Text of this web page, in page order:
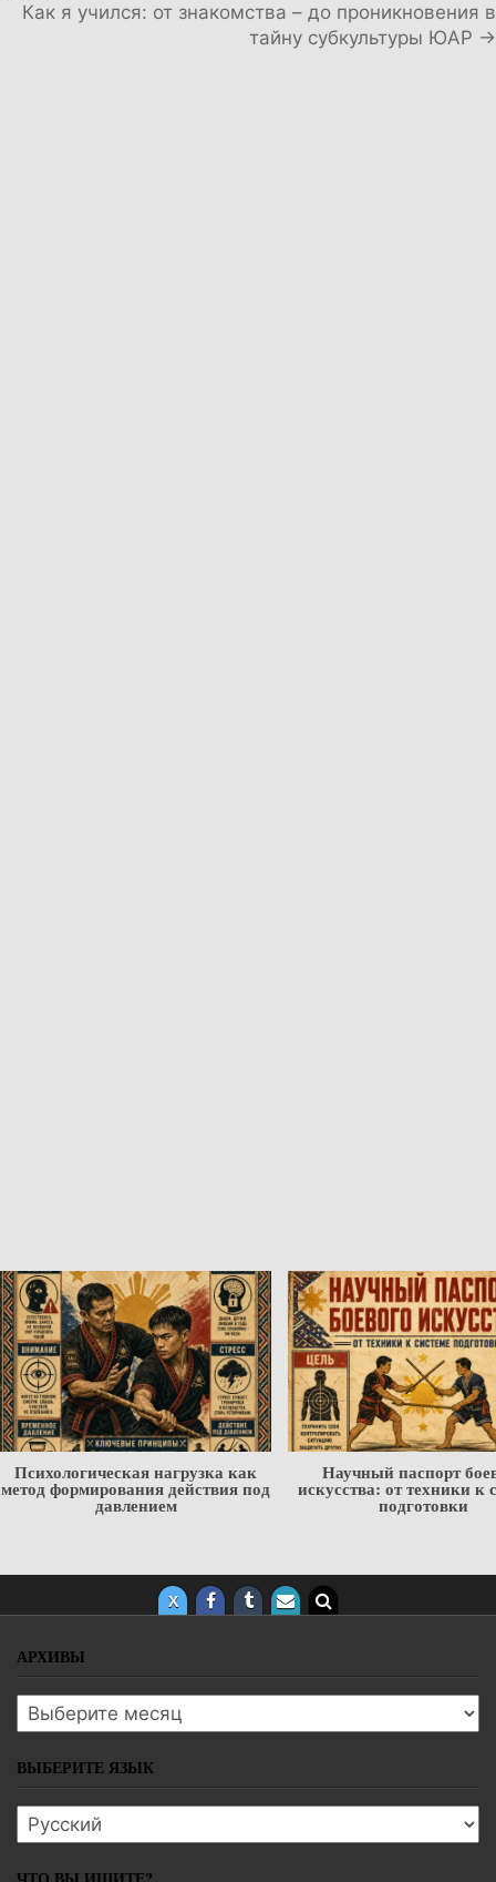
Как я учился: от знакомства – до проникновения в
тайну субкультуры ЮАР →
Научный паспорт боевого
искусства: от техники к системе
подготовки
Мастер и алгоритм —
цифровые технологии не
наставника, но уже
подготовку
АРХИВЫ
Архивы
ВЫБЕРИТЕ ЯЗЫК
Выберите язык